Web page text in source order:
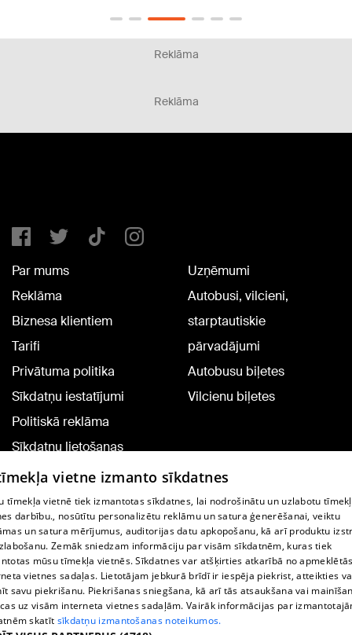
Reklāma
Reklāma
Par mums
Reklāma
Biznesa klientiem
Tarifi
Privātuma politika
Sīkdatņu iestatījumi
Politiskā reklāma
Sīkdatņu lietošanas
noteikumi
Komentāru pievienošana
Uzņēmumi
Autobusi, vilcieni,
starptautiskie
pārvadājumi
Autobusu biļetes
Vilcienu biļetes
TV programma
Līguma noteikumi
360 Ziņu kontakti
Helio Media
vietne izmanto sīkdatnes
tīmekļa vietnē tiek izmantotas sīkdatnes, lai nodrošinātu un uzlabotu
darbību., nosūtītu personalizētu reklāmu un satura ģenerēšanai, veiktu
un satura mērījumus, auditorijas datu apkopošanu, kā arī produktu
Zemāk sniedzam informāciju par visām sīkdatnēm, kuras tiek
mūsu tīmekļa vietnēs. Sīkdatnes var atšķirties atkarībā no
vietnes sadaļas. Lietotājam jebkurā brīdī ir iespēja piekrist, atteikties
savu piekrišanu. Piekrišanas sniegšana, kā arī tās atsaukšana vai
uz visām interneta vietnes sadaļām. Vairāk informācijas par
skatīt sīkdatņu izmantošanas noteikumos.